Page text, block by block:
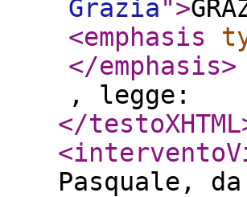
Grazia">
<emphasis
</emphasis>
, legge:
</testoXHTML
Pasquale,